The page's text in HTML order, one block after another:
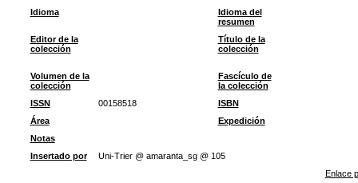
Idioma
Idioma del
resumen
Editor de la
colección
Título de la
colección
Volumen de la
colección
Fascículo de
la colección
ISSN
00158518
ISBN
Área
Expedición
Notas
Insertado por
Uni-Trier @ amaranta_sg @ 105
Enlace